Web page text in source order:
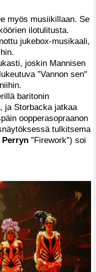
myös musiikillaan. Se
ilotulitusta.
jukebox-musikaali,
joskin Mannisen
”Vannon sen"
baritonin
ja Storbacka jatkaa
oopperasopraanon
tulkitsema
Perryn ”Firework”) soi